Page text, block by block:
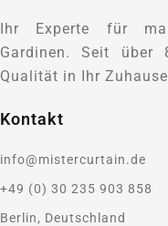
Ihr Experte für
Gardinen. Seit
Qualität in Ihr
Kontakt
info@mistercurtain.de
+49 (0) 30 235 903 858
Berlin, Deutschland